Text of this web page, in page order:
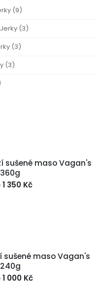
(9)
(3)
(3)
(3)
sušené maso Vagan's
1 350 Kč
sušené maso Vagan's
1 000 Kč